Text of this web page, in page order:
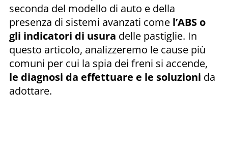
seconda del modello di auto e della
presenza di sistemi avanzati come l’ABS o
gli indicatori di usura delle pastiglie. In
questo articolo, analizzeremo le cause più
comuni per cui la spia dei freni si accende,
le diagnosi da effettuare e le soluzioni da
adottare.